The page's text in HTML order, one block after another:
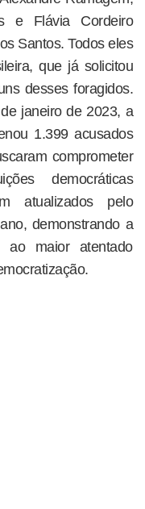
e Flávia Cordeiro
Santos. Todos eles
que já solicitou
desses foragidos.
janeiro de 2023, a
1.399 acusados
comprometer
democráticas
atualizados pelo
demonstrando a
ao maior atentado